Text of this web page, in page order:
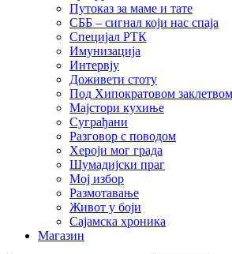
Путоказ за маме и тате
СББ – сигнал који нас спаја
Специјал РТК
Имунизација
Интервју
Доживети стоту
Под Хипократовом заклетвом
Мајстори кухиње
Суграђани
Разговор с поводом
Хероји мог града
Шумадијски праг
Мој избор
Размотавање
Живот у боји
Сајамска хроника
Магазин